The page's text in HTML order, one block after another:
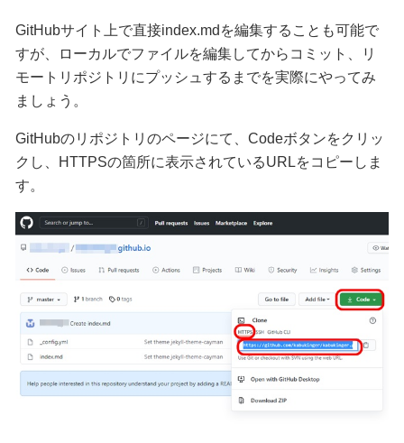
GitHubサイト上で直接index.mdを編集することも可能で
すが、ローカルでファイルを編集してからコミット、リ
モートリポジトリにプッシュするまでを実際にやってみ
ましょう。
GitHubのリポジトリのページにて、Codeボタンをクリッ
クし、HTTPSの箇所に表示されているURLをコピーしま
す。